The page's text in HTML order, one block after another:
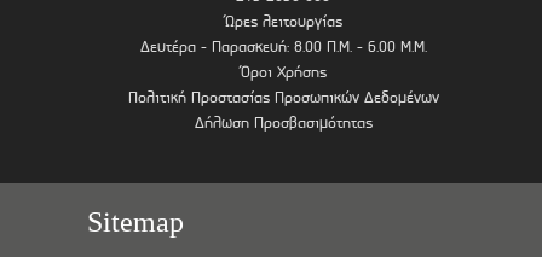
Ώρες λειτουργίας
Δευτέρα - Παρασκευή: 8.00 Π.Μ. - 6.00 Μ.Μ.
Όροι Χρήσης
Πολιτική Προστασίας Προσωπικών Δεδομένων
Δήλωση Προσβασιμότητας
Sitemap